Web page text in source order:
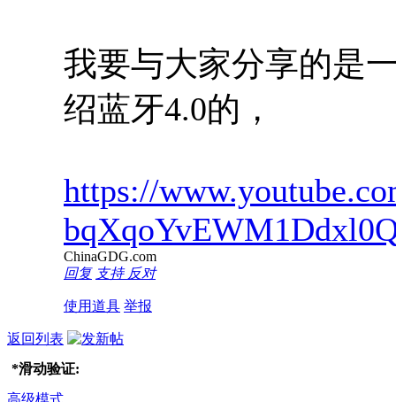
我要与大家分享的是
绍蓝牙4.0的，
https://
ChinaGDG.com
回复 支持 反对
使用道具 举报
返回列表
*滑动验证:
高级模式